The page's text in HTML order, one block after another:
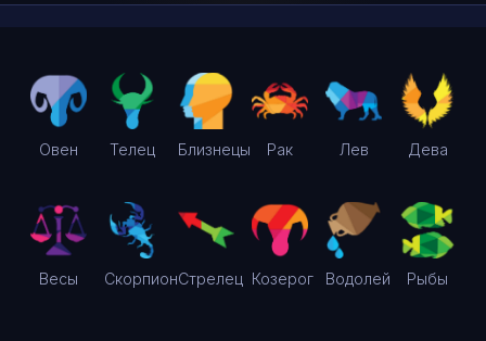
Овен Телец Близнецы Рак Лев Дева
Весы СкорпионСтрелец Козерог Водолей Рыбы